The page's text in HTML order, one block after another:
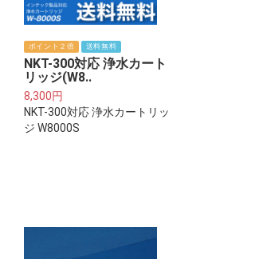
ポイント２倍 送料無料
NKT-300対応 浄水カート
リッジ(W8..
8,300円
NKT-300対応 浄水カートリッ
ジ W8000S